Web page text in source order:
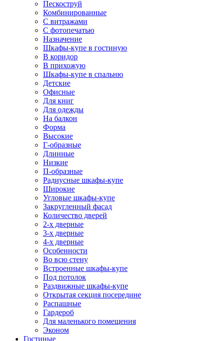
Пескоструй
Комбинированные
С витражами
С фотопечатью
Назначение
Шкафы-купе в гостиную
В коридор
В прихожую
Шкафы-купе в спальню
Детские
Офисные
Для книг
Для одежды
На балкон
Форма
Высокие
Г-образные
Длинные
Низкие
П-образные
Радиусные шкафы-купе
Широкие
Угловые шкафы-купе
Закругленный фасад
Количество дверей
2-х дверные
3-х дверные
4-х дверные
Особенности
Во всю стену
Встроенные шкафы-купе
Под потолок
Раздвижные шкафы-купе
Открытая секция посередине
Распашные
Гардероб
Для маленького помещения
Эконом
Гостиные